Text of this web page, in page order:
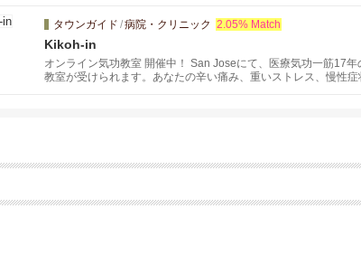
歯科医療機器により、安全で正確な治療方法を提供致します。
タウンガイド /病院・クリニック 2.05% Match
Kikoh-in
オンライン気功教室 開催中！ San Joseにて、医療気功一筋17
教室が受けられます。あなたの辛い痛み、重いストレス、慢性